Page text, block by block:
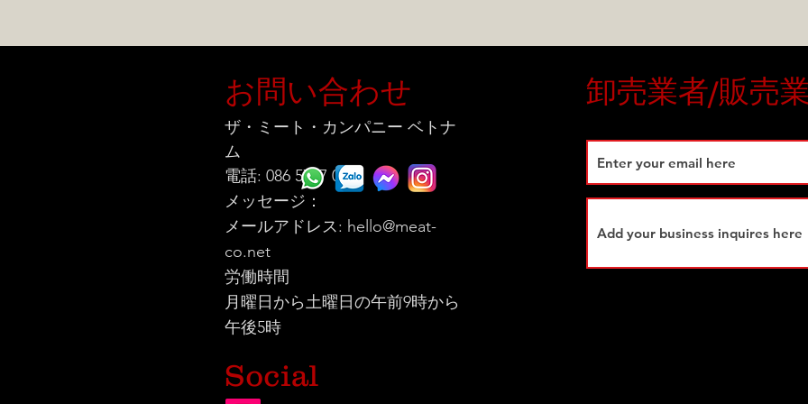
お問い合わせ
ザ・ミート・カンパニー ベトナ
ム
電話: 086 5777 060
メッセージ：
メールアドレス: hello@meat-
co.net
労働時間
月曜日から土曜日の午前9時から
午後5時
Social
卸売業者/販売